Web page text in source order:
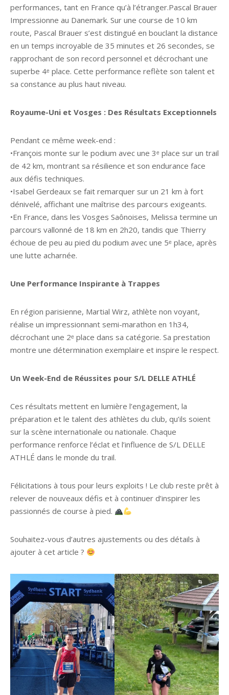
performances, tant en France qu’à l’étranger.Pascal Brauer
Impressionne au Danemark. Sur une course de 10 km
route, Pascal Brauer s’est distingué en bouclant la distance
en un temps incroyable de 35 minutes et 26 secondes, se
rapprochant de son record personnel et décrochant une
superbe 4ᵉ place. Cette performance reflète son talent et
sa constance au plus haut niveau.
Royaume-Uni et Vosges : Des Résultats Exceptionnels
Pendant ce même week-end :
•François monte sur le podium avec une 3ᵉ place sur un trail
de 42 km, montrant sa résilience et son endurance face
aux défis techniques.
•Isabel Gerdeaux se fait remarquer sur un 21 km à fort
dénivelé, affichant une maîtrise des parcours exigeants.
•En France, dans les Vosges Saônoises, Melissa termine un
parcours vallonné de 18 km en 2h20, tandis que Thierry
échoue de peu au pied du podium avec une 5ᵉ place, après
une lutte acharnée.
Une Performance Inspirante à Trappes
En région parisienne, Martial Wirz, athlète non voyant,
réalise un impressionnant semi-marathon en 1h34,
décrochant une 2ᵉ place dans sa catégorie. Sa prestation
montre une détermination exemplaire et inspire le respect.
Un Week-End de Réussites pour S/L DELLE ATHLÉ
Ces résultats mettent en lumière l’engagement, la
préparation et le talent des athlètes du club, qu’ils soient
sur la scène internationale ou nationale. Chaque
performance renforce l’éclat et l’influence de S/L DELLE
ATHLÉ dans le monde du trail.
Félicitations à tous pour leurs exploits ! Le club reste prêt à
relever de nouveaux défis et à continuer d’inspirer les
passionnés de course à pied.
Souhaitez-vous d’autres ajustements ou des détails à
ajouter à cet article ?